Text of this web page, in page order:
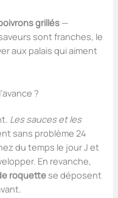
grillés —
sont franches, le
aux palais qui aiment
?
Les sauces et les
sans problème 24
du temps le jour J et
En revanche,
roquettese déposent